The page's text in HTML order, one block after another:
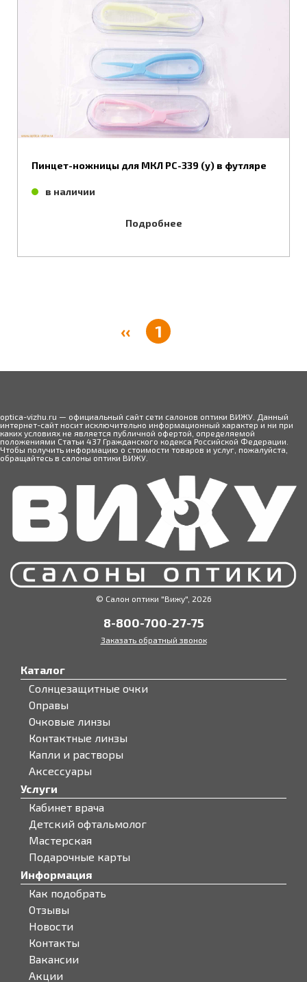
Пинцет-ножницы для МКЛ РС-339 (у) в футляре
в наличии
Подробнее
‹‹ 1
optica-vizhu.ru — официальный сайт сети салонов оптики ВИЖУ. Данный
интернет-сайт носит исключительно информационный характер и ни при
каких условиях не является публичной офертой, определяемой
положениями Статьи 437 Гражданского кодекса Российской Федерации.
Чтобы получить информацию о стоимости товаров и услуг, пожалуйста,
обращайтесь в салоны оптики ВИЖУ.
© Салон оптики "Вижу", 2026
8-800-700-27-75
Заказать обратный звонок
Каталог
Солнцезащитные очки
Оправы
Очковые линзы
Контактные линзы
Капли и растворы
Аксессуары
Услуги
Кабинет врача
Детский офтальмолог
Мастерская
Подарочные карты
Информация
Как подобрать
Отзывы
Новости
Контакты
Вакансии
Акции